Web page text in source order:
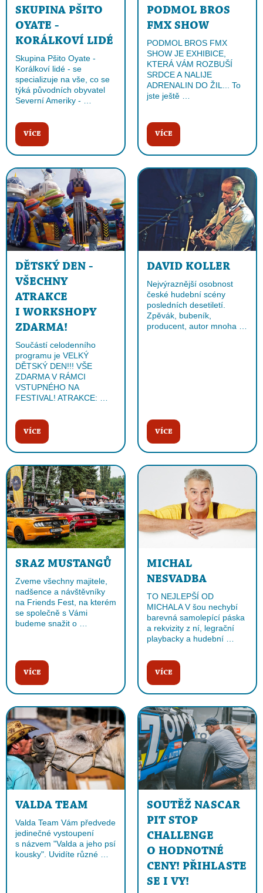
SKUPINA PŠITO
OYATE -
KORÁLKOVÍ LIDÉ
Skupina Pšito Oyate -
Korálkoví lidé - se
specializuje na vše, co se
týká původních obyvatel
Severní Ameriky - …
VÍCE
PODMOL BROS
FMX SHOW
PODMOL BROS FMX
SHOW JE EXHIBICE,
KTERÁ VÁM ROZBUŠÍ
SRDCE A NALIJE
ADRENALIN DO ŽIL... To
jste ještě …
VÍCE
DĚTSKÝ DEN -
VŠECHNY
ATRAKCE
I WORKSHOPY
ZDARMA!
Součástí celodenního
programu je VELKÝ
DĚTSKÝ DEN!!! VŠE
ZDARMA V RÁMCI
VSTUPNÉHO NA
FESTIVAL! ATRAKCE: …
VÍCE
DAVID KOLLER
Nejvýraznější osobnost
české hudební scény
posledních desetiletí.
Zpěvák, bubeník,
producent, autor mnoha …
VÍCE
SRAZ MUSTANGŮ
Zveme všechny majitele,
nadšence a návštěvníky
na Friends Fest, na kterém
se společně s Vámi
budeme snažit o …
VÍCE
MICHAL
NESVADBA
TO NEJLEPŠÍ OD
MICHALA V šou nechybí
barevná samolepící páska
a rekvizity z ní, legrační
playbacky a hudební …
VÍCE
VALDA TEAM
Valda Team Vám předvede
jedinečné vystoupení
s názvem "Valda a jeho psí
kousky". Uvidíte různé …
SOUTĚŽ NASCAR
PIT STOP
CHALLENGE
O HODNOTNÉ
CENY! PŘIHLASTE
SE I VY!